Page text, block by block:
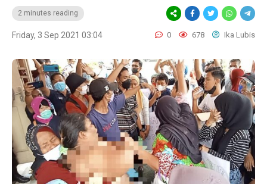
2 minutes reading
Friday, 3 Sep 2021 03:04 0 678 Ika Lubis